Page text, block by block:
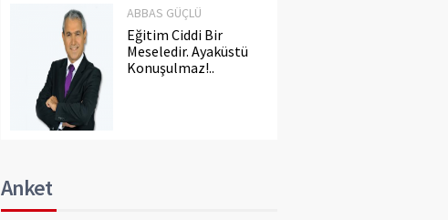
ABBAS GÜÇLÜ
Eğitim Ciddi Bir
Meseledir. Ayaküstü
Konuşulmaz!..
Anket